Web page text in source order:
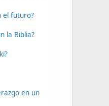
el futuro?
la Biblia?
en un